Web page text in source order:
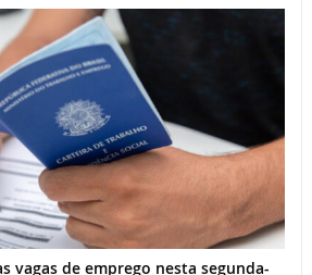
vagas de emprego nesta segunda-